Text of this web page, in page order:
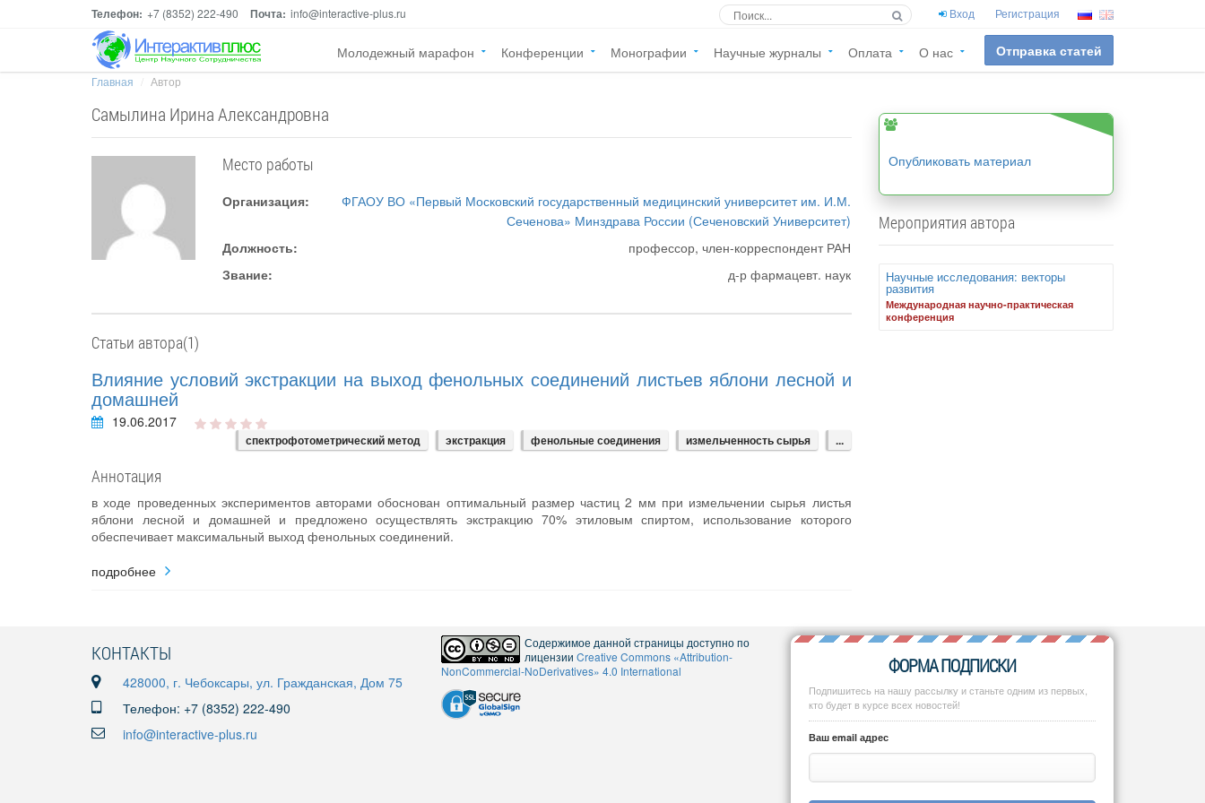
Телефон: +7 (8352) 222-490 Почта: info@interactive-plus.ru Вход Регистрация
Молодежный марафон Конференции Монографии Научные журналы Оплата О нас Отправка статей
Главная Автор
Самылина Ирина Александровна
Место работы
Организация:
ФГАОУ ВО «Первый Московский государственный медицинский университет им. И.М.
Сеченова» Минздрава России (Сеченовский Университет)
Должность:
профессор, член-корреспондент РАН
Звание:
д-р фармацевт. наук
Статьи автора(1)
Влияние условий экстракции на выход фенольных соединений листьев яблони лесной и
домашней
19.06.2017
спектрофотометрический метод экстракция фенольные соединения измельченность сырья ...
Аннотация
в ходе проведенных экспериментов авторами обоснован оптимальный размер частиц 2 мм при измельчении сырья листья
яблони лесной и домашней и предложено осуществлять экстракцию 70% этиловым спиртом, использование которого
обеспечивает максимальный выход фенольных соединений.
подробнее
Опубликовать материал
Мероприятия автора
Научные исследования: векторы
развития
Международная научно-практическая
конференция
КОНТАКТЫ
428000, г. Чебоксары, ул. Гражданская, Дом 75
Телефон: +7 (8352) 222-490
info@interactive-plus.ru
Содержимое данной страницы доступно по
лицензии Creative Commons «Attribution-
NonCommercial-NoDerivatives» 4.0 International
ФОРМА ПОДПИСКИ
Подпишитесь на нашу рассылку и станьте одним из первых,
кто будет в курсе всех новостей!
Ваш email адрес